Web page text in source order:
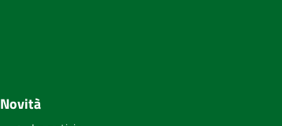
Novità